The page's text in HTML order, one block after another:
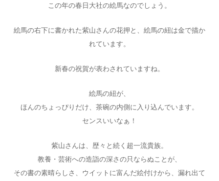
この年の春日大社の絵馬なのでしょう。
絵馬の右下に書かれた紫山さんの花押と、絵馬の紐は金で描か
れています。
新春の祝賀が表わされていますね。
絵馬の紐が、
ほんのちょっぴりだけ、茶碗の内側に入り込んでいます。
センスいいなぁ！
紫山さんは、歴々と続く超一流貴族。
教養・芸術への造詣の深さの只ならぬことが、
その書の素晴らしさ、ウイットに富んだ絵付けから、漏れ出て